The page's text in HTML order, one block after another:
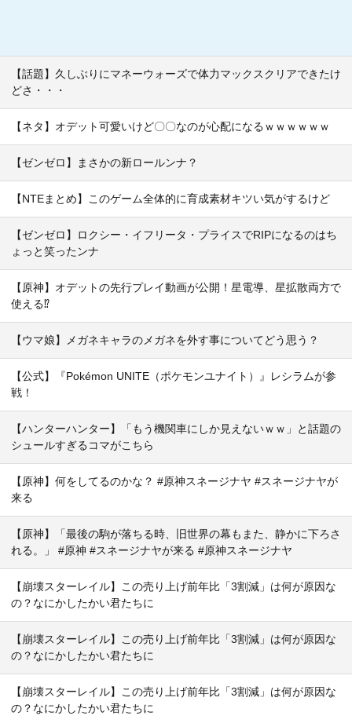
【話題】久しぶりにマネーウォーズで体力マックスクリアできたけ
どさ・・・
【ネタ】オデット可愛いけど〇〇なのが心配になるｗｗｗｗｗｗ
【ゼンゼロ】まさかの新ロールンナ？
【NTEまとめ】このゲーム全体的に育成素材キツい気がするけど
【ゼンゼロ】ロクシー・イフリータ・プライスでRIPになるのはち
ょっと笑ったンナ
【原神】オデットの先行プレイ動画が公開！星電導、星拡散両方で
使える⁉
【ウマ娘】メガネキャラのメガネを外す事についてどう思う？
【公式】『Pokémon UNITE（ポケモンユナイト）』レシラムが参
戦！
【ハンターハンター】「もう機関車にしか見えないｗｗ」と話題の
シュールすぎるコマがこちら
【原神】何をしてるのかな？ #原神スネージナヤ #スネージナヤが
来る
【原神】「最後の駒が落ちる時、旧世界の幕もまた、静かに下ろさ
れる。」 #原神 #スネージナヤが来る #原神スネージナヤ
【崩壊スターレイル】この売り上げ前年比「3割減」は何が原因な
の？なにかしたかい君たちに
【崩壊スターレイル】この売り上げ前年比「3割減」は何が原因な
の？なにかしたかい君たちに
【崩壊スターレイル】この売り上げ前年比「3割減」は何が原因な
の？なにかしたかい君たちに